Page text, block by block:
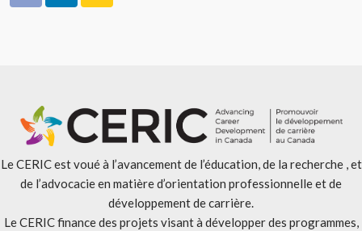
Le CERIC est voué à l’avancement de l’éducation, de la recherche , et
de l’advocacie en matière d’orientation professionnelle et de
développement de carrière.
Le CERIC finance des projets visant à développer des programmes,